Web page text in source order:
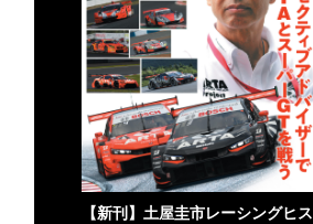
【新刊】土屋圭市レーシングヒス